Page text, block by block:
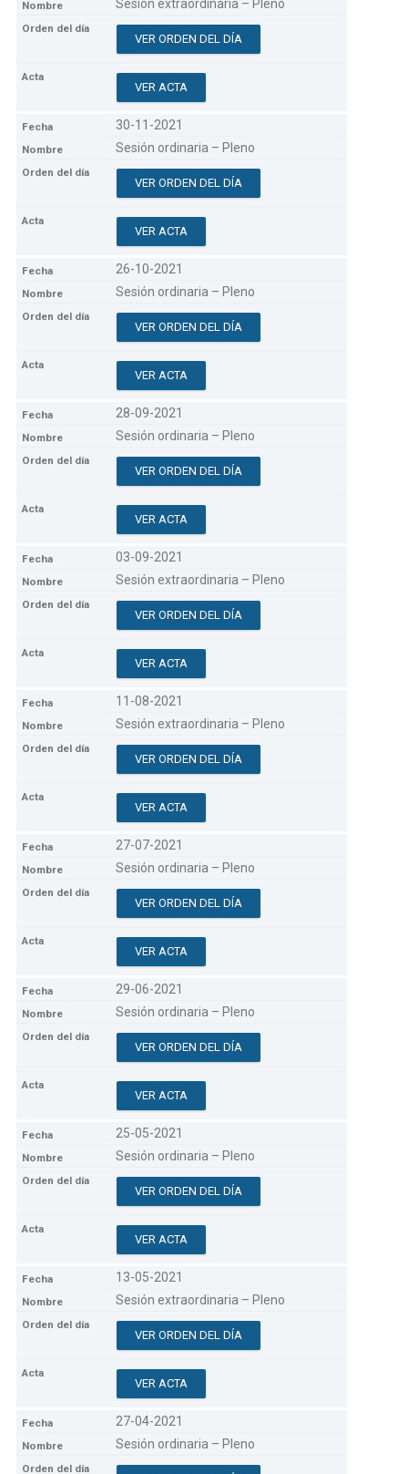
Sesión extraordinaria – Pleno
VER ORDEN DEL DÍA
VER ACTA
30-11-2021
Sesión ordinaria – Pleno
VER ORDEN DEL DÍA
VER ACTA
26-10-2021
Sesión ordinaria – Pleno
VER ORDEN DEL DÍA
VER ACTA
28-09-2021
Sesión ordinaria – Pleno
VER ORDEN DEL DÍA
VER ACTA
03-09-2021
Sesión extraordinaria – Pleno
VER ORDEN DEL DÍA
VER ACTA
11-08-2021
Sesión extraordinaria – Pleno
VER ORDEN DEL DÍA
VER ACTA
27-07-2021
Sesión ordinaria – Pleno
VER ORDEN DEL DÍA
VER ACTA
29-06-2021
Sesión ordinaria – Pleno
VER ORDEN DEL DÍA
VER ACTA
25-05-2021
Sesión ordinaria – Pleno
VER ORDEN DEL DÍA
VER ACTA
13-05-2021
Sesión extraordinaria – Pleno
VER ORDEN DEL DÍA
VER ACTA
27-04-2021
Sesión ordinaria – Pleno